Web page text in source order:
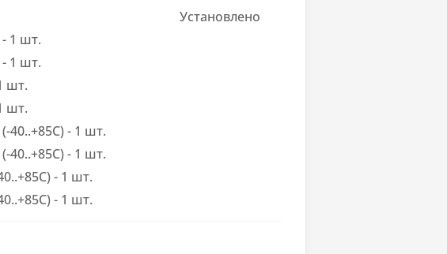
Без возможности замены
Cores
HDMI
Установлено
- 1 шт.
- 1 шт.
шт.
шт.
40..+85С) - 1 шт.
40..+85С) - 1 шт.
- 1 шт.
- 1 шт.